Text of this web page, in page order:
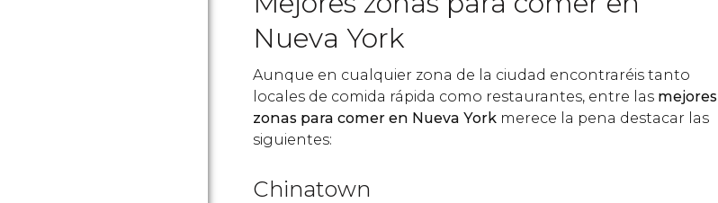
Nueva York
Aunque en cualquier zona de la ciudad encontraréis tanto
locales de comida rápida como restaurantes, entre las mejores
zonas para comer en Nueva York merece la pena destacar las
siguientes:
Chinatown